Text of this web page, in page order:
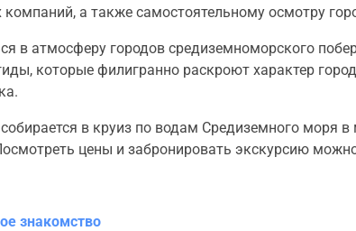
а также самостоятельному осмотру
в атмосферу городов средиземноморского
которые филигранно раскроют характер
в круиз по водам Средиземного моря
цены и забронировать экскурсию
знакомство